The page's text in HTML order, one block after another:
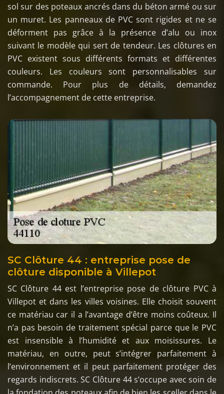
sol sur des poteaux ancrés dans du béton armé ou sur
un muret. Les panneaux de PVC sont rigides et ne se
déforment pas grâce à la présence d’alu ou inox
suivant le modèle qui sert de tendeur. Les clôtures en
PVC existent sous différents formats et différentes
couleurs. Les couleurs sont personnalisables sur
commande. Pour plus de détails, demandez
l’accompagnement de cette entreprise.
SC Clôture 44 : entreprise pose de
clôture disponible à Villepot
SC Clôture 44 est l’entreprise pose de clôture PVC à
Villepot et dans les villes voisines. Elle choisit souvent
ce matériau car il a l’avantage d’être moins coûteux. Il
n’a pas besoin de traitement spécial parce que le PVC
est insensible à l’humidité et aux moisissures. Le
matériau, en outre, peut s’intégrer parfaitement à
l’environnement et il peut parfaitement protéger des
regards indiscrets. SC Clôture 44 s’occupe avec soin de